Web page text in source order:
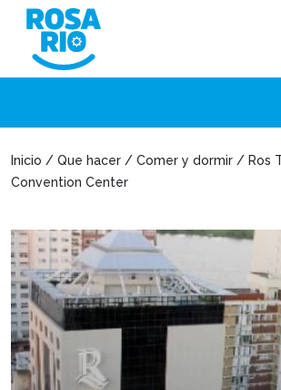
Inicio / Que hacer / Comer y dormir / Ros
Convention Center